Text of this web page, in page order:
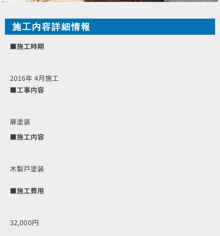
施工内容詳細情報
■施工時期
2016年 4月施工
■工事内容
扉塗装
■施工内容
木製戸塗装
■施工費用
32,000円